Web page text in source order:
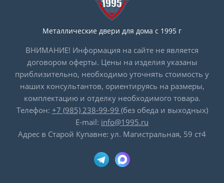
Металлические двери для дома с 1995 г
ВНИМАНИЕ! Информация на сайте не является
договором оферты. Цены на изделия указаны
приблизительно, необходимо уточнять стоимость у
наших консультантов, ориентируясь на размеры,
комплектацию и отделку необходимого товара.
Телефон: +7 (985) 238-99-99 (без обеда и выходных)
E-mail: info@1995.ru
Адрес в Старой Купавне: ул. Магистральная, 59 ст4